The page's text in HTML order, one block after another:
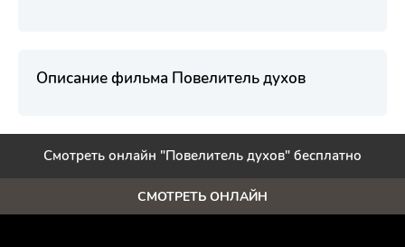
Описание фильма Повелитель духов
Смотреть онлайн "Повелитель духов" бесплатно
СМОТРЕТЬ ОНЛАЙН